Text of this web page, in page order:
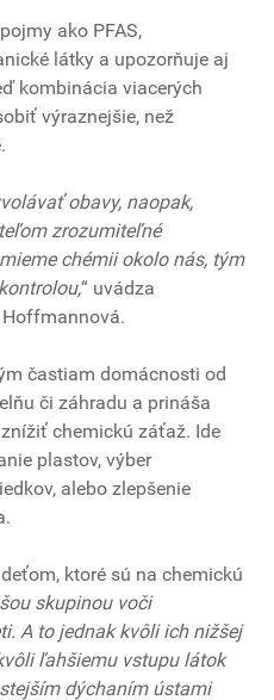
ako PFAS,
látky a upozorňuje aj
kombinácia viacerých
výraznejšie, než
obavy, naopak,
zrozumiteľné
chémii okolo nás, tým
“ uvádza
častiam domácnosti od
či záhradu a prináša
chemickú záťaž. Ide
plastov, výber
alebo zlepšenie
ktoré sú na chemickú
skupinou voči
A to jednak kvôli ich nižšej
ľahšiemu vstupu látok
dýchaním ústami